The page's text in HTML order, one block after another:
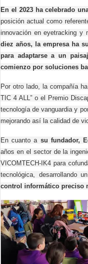
En el 2023 ha celebrado
posición actual como
innovación en eyetracking y
diez años, la empresa ha
para adaptarse a un
comienzo por soluciones
Por otro lado, la compañía
TIC 4 ALL” o el Premio
tecnología de vanguardia y
mejorando así la calidad de
En cuanto a su fundador,
años en el sector de la
VICOMTECH-IK4 para
tecnológica, desarrollando
control informático preciso